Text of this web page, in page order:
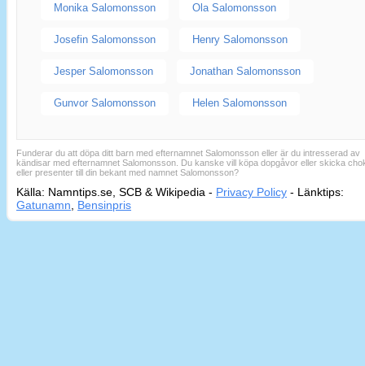
Monika Salomonsson Ola Salomonsson
Josefin Salomonsson Henry Salomonsson
Jesper Salomonsson Jonathan Salomonsson
Gunvor Salomonsson Helen Salomonsson
Funderar du att döpa ditt barn med efternamnet Salomonsson eller är du intresserad av
kändisar med efternamnet Salomonsson. Du kanske vill köpa dopgåvor eller skicka
eller presenter till din bekant med namnet Salomonsson?
Källa: Namntips.se, SCB & Wikipedia - Privacy Policy - Länktips:
Gatunamn
Bensinpris